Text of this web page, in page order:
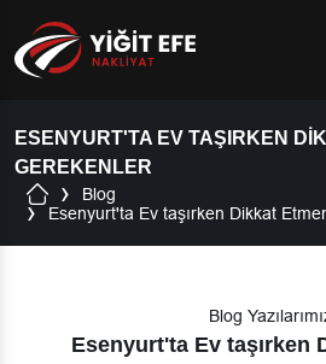
ESENYURT'TA EV TAŞIRKEN
GEREKENLER
Blog
Esenyurt'ta Ev taşırken Dikkat
Blog
Esenyurt'ta Ev taşırken